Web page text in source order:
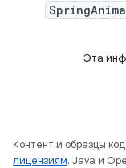
Эта
Контент и образцы
лицензиям. Java и